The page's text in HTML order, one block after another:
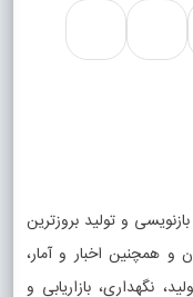
و تولید بروزترین
و همچنین اخبار و آمار،
نگهداری، بازاریابی و